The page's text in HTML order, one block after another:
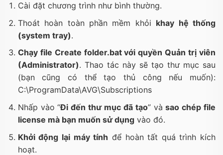
Cài đặt chương trình như bình thường.
Thoát hoàn toàn phần mềm khỏi khay hệ thống
(system tray).
Chạy file Create folder.batvới quyền Quản trị viên
(Administrator). Thao tác này sẽ tạo thư mục sau
(bạn cũng có thể tạo thủ công nếu muốn):
C:\ProgramData\AVG\Subscriptions
Nhấp vào “Đi đến thư mục đã tạo” vàsao chép file
license mà bạn muốn sử dụngvào đó.
Khởi động lại máy tính để hoàn tất quá trình kích
hoạt.